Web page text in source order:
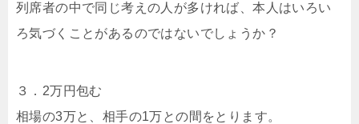
列席者の中で同じ考えの人が多ければ、本人はいろい
ろ気づくことがあるのではないでしょうか？
３．2万円包む
相場の3万と、相手の1万との間をとります。